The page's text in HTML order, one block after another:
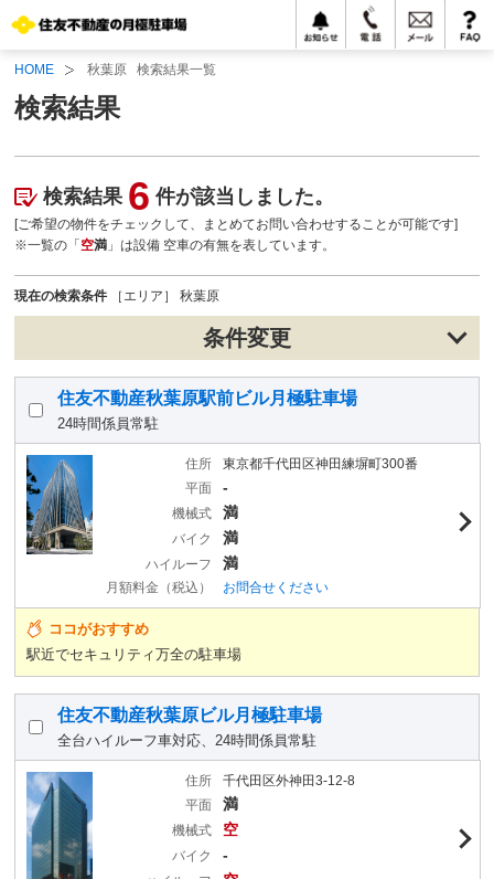
HOME 秋葉原 検索結果一覧
検索結果
検索結果 6 件が該当しました。
[ご希望の物件をチェックして、まとめてお問い合わせすることが可能です]
※一覧の「 空満 」は設備 空車の有無を表しています。
現在の検索条件 ［エリア］ 秋葉原
条件変更
住友不動産秋葉原駅前ビル月極駐車場
24時間係員常駐
住所
東京都千代田区神田練塀町300番
平面
-
機械式 満
バイク 満
ハイルーフ 満
月額料金（税込） お問合せください
ココがおすすめ
駅近でセキュリティ万全の駐車場
住友不動産秋葉原ビル月極駐車場
全台ハイルーフ車対応、24時間係員常駐
住所
千代田区外神田3-12-8
平面
満
機械式 空
バイク -